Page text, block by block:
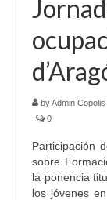
byAdmin Copolis
0
Participación
sobre
la ponencia
los jóvenes